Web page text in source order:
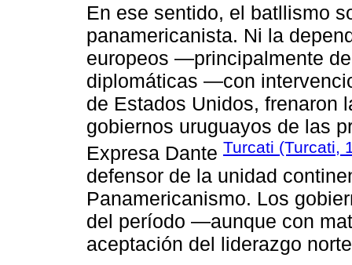
En ese sentido, el batllismo
panamericanista. Ni la
europeos ―principalmente
diplomáticas ―con
de Estados Unidos, frenaron
gobiernos uruguayos de las
Expresa Dante Turcati (Turcati,
defensor de la unidad
Panamericanismo. Los
del período ―aunque con
aceptación del liderazgo